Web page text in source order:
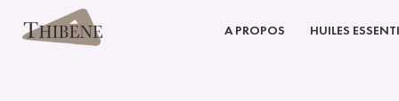
A PROPOS HUILES